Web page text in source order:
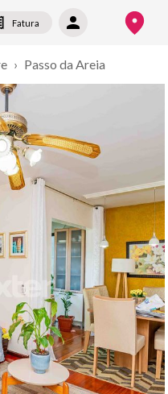
Fatura
› Passo da Areia